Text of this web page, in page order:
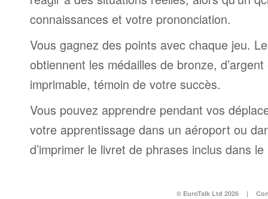
connaissances et votre prononciation.
Vous gagnez des points avec chaque jeu.
obtiennent les médailles de bronze,
imprimable, témoin de votre succès.
Vous pouvez apprendre pendant vos
votre apprentissage dans un aéroport ou
d’imprimer le livret de phrases inclus dans
© EuroTalk Ltd 2026 |